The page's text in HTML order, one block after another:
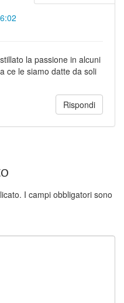
la passione in alcuni
ce le siamo datte da soli
Rispondi
I campi obbligatori sono